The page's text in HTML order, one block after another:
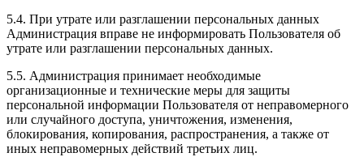
5.4. При утрате или разглашении персональных данных
Администрация вправе не информировать Пользователя об
утрате или разглашении персональных данных.
5.5. Администрация принимает необходимые
организационные и технические меры для защиты
персональной информации Пользователя от неправомерного
или случайного доступа, уничтожения, изменения,
блокирования, копирования, распространения, а также от
иных неправомерных действий третьих лиц.